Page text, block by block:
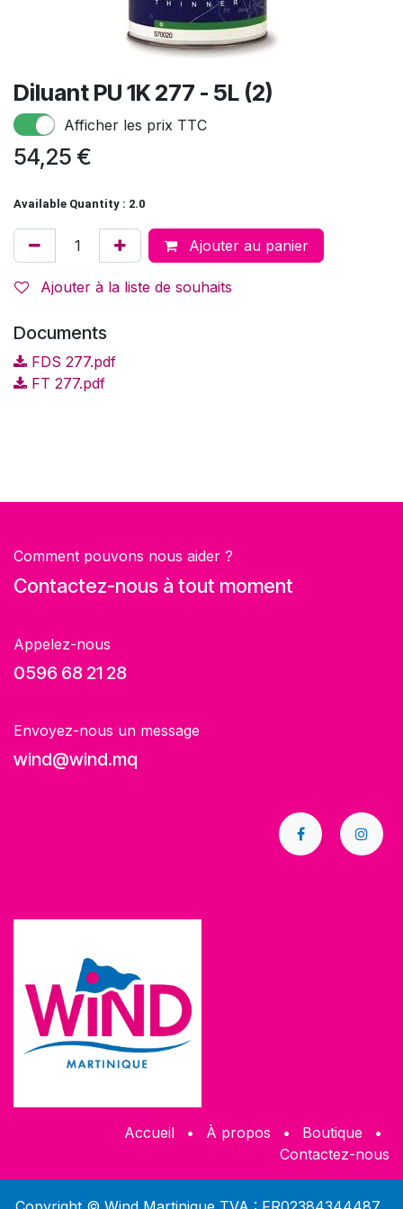
Diluant PU 1K 277 - 5L (2)
Afficher les prix TTC
54,25 €
Available Quantity : 2.0
Ajouter au panier
Ajouter à la liste de souhaits
Documents
FDS 277.pdf
FT 277.pdf
Comment pouvons nous aider ?
Contactez-nous à tout moment
Appelez-nous
0596 68 21 28
Envoyez-nous un message
wind@wind.mq
Accueil • À propos • ​Boutique
•
Contactez-nous